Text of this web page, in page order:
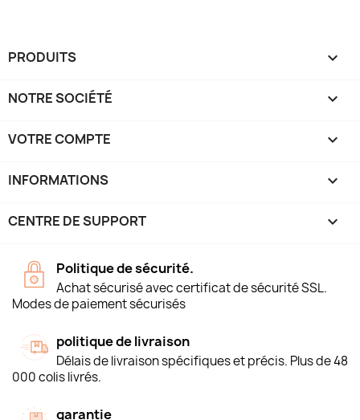
PRODUITS 
NOTRE SOCIÉTÉ 
VOTRE COMPTE 
INFORMATIONS keyboard_arrow_down
CENTRE DE SUPPORT 
Politique de sécurité.
Achat sécurisé avec certificat de sécurité SSL.
Modes de paiement sécurisés
politique de livraison
Délais de livraison spécifiques et précis. Plus de 48
000 colis livrés.
garantie